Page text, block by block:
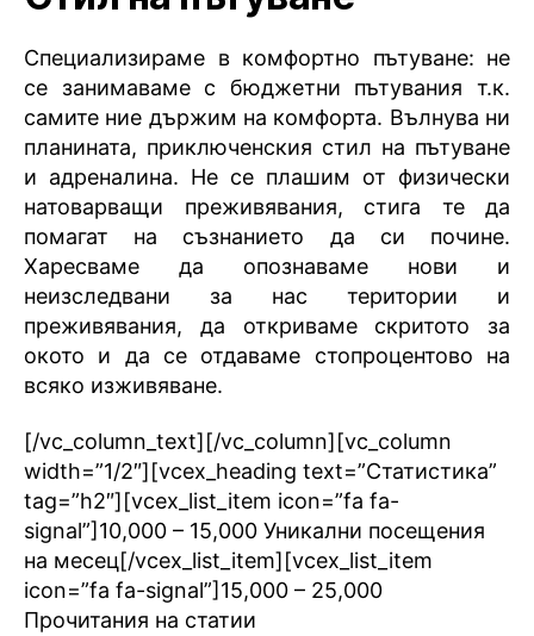
Специализираме в комфортно пътуване: не
се занимаваме с бюджетни пътувания т.к.
самите ние държим на комфорта. Вълнува ни
планината, приключенския стил на пътуване
и адреналина. Не се плашим от физически
натоварващи преживявания, стига те да
помагат на съзнанието да си почине.
Харесваме да опознаваме нови и
неизследвани за нас територии и
преживявания, да откриваме скритото за
окото и да се отдаваме стопроцентово на
всяко изживяване.
[/vc_column_text][/vc_column][vc_column
width=”1/2″][vcex_heading text=”Статистика”
tag=”h2″][vcex_list_item icon=”fa fa-
signal”]10,000 – 15,000 Уникални посещения
на месец[/vcex_list_item][vcex_list_item
icon=”fa fa-signal”]15,000 – 25,000
Прочитания на статии